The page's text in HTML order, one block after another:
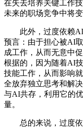
在失去培养关键工作
未来的职场竞争中将变
此外，过度依赖AI
预言：由于担心被AI
成工作，从而无意中
根据的，因为随着AI
技能工作，从而影响
全放弃独立思考和解
与AI共存，利用它的
量。
总的来说，过度依